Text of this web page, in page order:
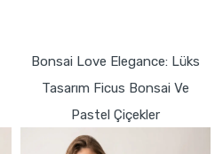
Bonsai Love Elegance: Lüks
Tasarım Ficus Bonsai Ve
Pastel Çiçekler